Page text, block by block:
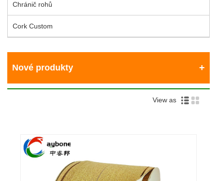
Chránič rohů
Cork Custom
Nové produkty
View as